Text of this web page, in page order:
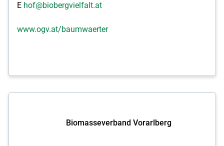
E hof@biobergvielfalt.at
www.ogv.at/baumwaerter
Biomasseverband Vorarlberg